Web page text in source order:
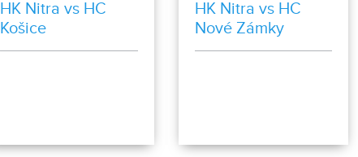
HK Nitra vs HC
Košice
HK Nitra vs HC
Nové Zámky